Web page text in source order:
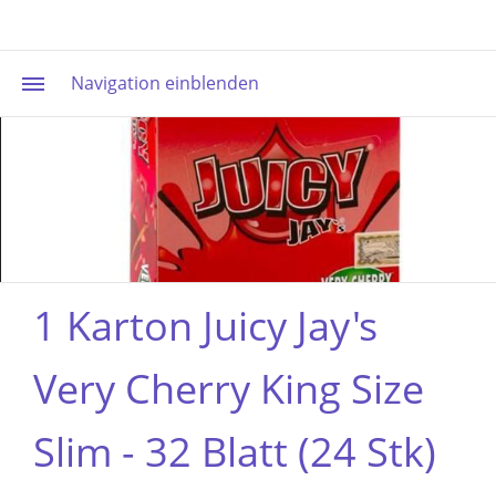
Navigation einblenden
1 Karton Juicy Jay's
Very Cherry King Size
Slim - 32 Blatt (24 Stk)